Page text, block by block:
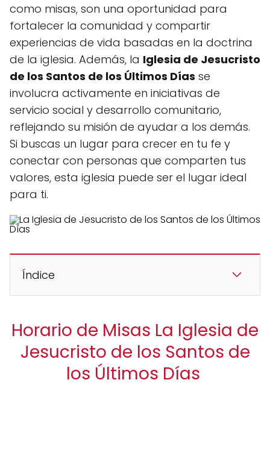
como misas, son una oportunidad para
fortalecer la comunidad y compartir
experiencias de vida basadas en la doctrina
de la iglesia. Además, la Iglesia de Jesucristo
de los Santos de los Últimos Días se
involucra activamente en iniciativas de
servicio social y desarrollo comunitario,
reflejando su misión de ayudar a los demás.
Si buscas un lugar para crecer en tu fe y
conectar con personas que comparten tus
valores, esta iglesia puede ser el lugar ideal
para ti.
Índice
Horario de Misas La Iglesia de
Jesucristo de los Santos de
los Últimos Días